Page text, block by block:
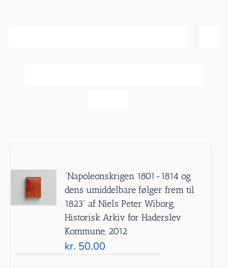
”Napoleonskrigen 1801-1814 og
dens umiddelbare følger frem til
1823” af Niels Peter Wiborg,
Historisk Arkiv for Haderslev
Kommune, 2012
kr. 50.00